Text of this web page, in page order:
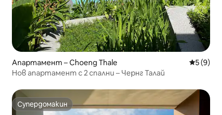
Апартамент – Choeng Thale Средна
5 (9)
Нов апартамент с 2 спални – Чернг Талай
Супердомакин
Супердомакин